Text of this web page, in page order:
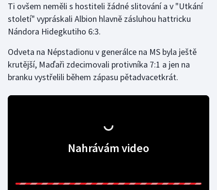
Moderní pětiboj
Motorsport
Olympijské hry
Parasport
Ti ovšem neměli s hostiteli žádné slitování a v "Utkání
století" vypráskali Albion hlavně zásluhou hattricku
Nándora Hidegkutiho 6:3.
Odveta na Népstadionu v generálce na MS byla ještě
krutější, Maďaři zdecimovali protivníka 7:1 a jen na
branku vystřelili během zápasu pětadvacetkrát.
Nahrávám video